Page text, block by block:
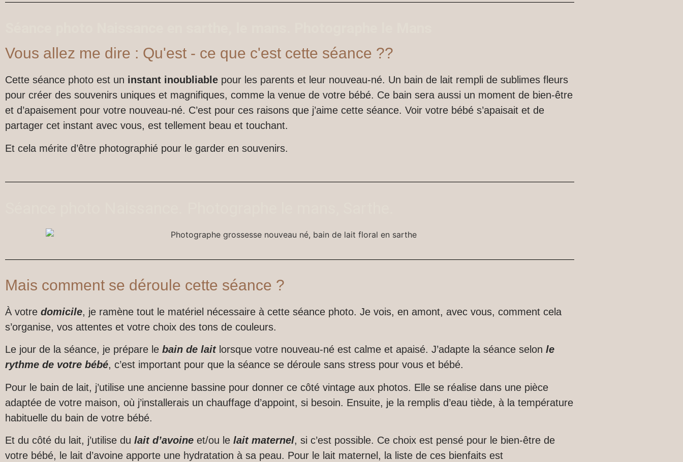
Vous allez me dire : Qu'est - ce que c'est cette séance ??
Cette séance photo est un instant inoubliable pour les parents et leur nouveau-né. Un bain de lait rempli de sublimes fleurs
pour créer des souvenirs uniques et magnifiques, comme la venue de votre bébé. Ce bain sera aussi un moment de bien-être
et d’apaisement pour votre nouveau-né. C’est pour ces raisons que j’aime cette séance. Voir votre bébé s’apaisait et de
partager cet instant avec vous, est tellement beau et touchant.
Et cela mérite d’être photographié pour le garder en souvenirs.
Mais comment se déroule cette séance ?
À votre domicile, je ramène tout le matériel nécessaire à cette séance photo. Je vois, en amont, avec vous, comment cela
s’organise, vos attentes et votre choix des tons de couleurs.
Le jour de la séance, je prépare le bain de laitlorsque votre nouveau-né est calme et apaisé. J’adapte la séance selon le
rythme de votre bébé, c’est important pour que la séance se déroule sans stress pour vous et bébé.
Pour le bain de lait, j’utilise une ancienne bassine pour donner ce côté vintage aux photos. Elle se réalise dans une pièce
adaptée de votre maison, où j’installerais un chauffage d’appoint, si besoin. Ensuite, je la remplis d’eau tiède, à la température
habituelle du bain de votre bébé.
Et du côté du lait, j’utilise du lait d’avoine et/ou le lait maternel, si c’est possible. Ce choix est pensé pour le bien-être de
votre bébé, le lait d’avoine apporte une hydratation à sa peau. Pour le lait maternel, la liste de ces bienfaits est